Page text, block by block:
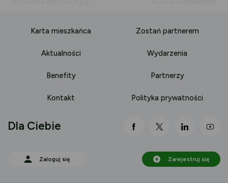
Karta mieszkańca Zostań partnerem
Aktualności Wydarzenia
Benefity Partnerzy
Kontakt Polityka prywatności
link otwiera się nowej
link otwiera się
link
Dla Ciebie
Zaloguj się Zarejestruj się